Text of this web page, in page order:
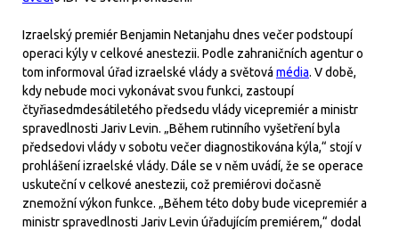
Izraelský premiér Benjamin Netanjahu dnes večer podstoupí
operaci kýly v celkové anestezii. Podle zahraničních agentur o
tom informoval úřad izraelské vlády a světová média. V době,
kdy nebude moci vykonávat svou funkci, zastoupí
čtyřiasedmdesátiletého předsedu vlády vicepremiér a ministr
spravedlnosti Jariv Levin. „Během rutinního vyšetření byla
předsedovi vlády v sobotu večer diagnostikována kýla,“ stojí v
prohlášení izraelské vlády. Dále se v něm uvádí, že se operace
uskuteční v celkové anestezii, což premiérovi dočasně
znemožní výkon funkce. „Během této doby bude vicepremiér a
ministr spravedlnosti Jariv Levin úřadujícím premiérem,“ dodal